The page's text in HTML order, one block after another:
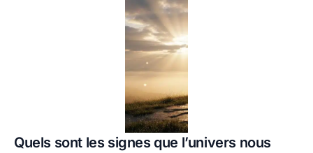
Quels sont les signes que l’univers nous